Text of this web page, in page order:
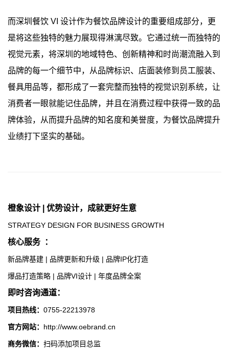
而深圳餐饮 VI 设计作为餐饮品牌设计的重要组成部分，更
是将这些独特的魅力展现得淋漓尽致。它通过统一而独特的
视觉元素，将深圳的地域特色、创新精神和时尚潮流融入到
品牌的每一个细节中，从品牌标识、店面装修到员工服装、
餐具用品等，都形成了一套完整而独特的视觉识别系统，让
消费者一眼就能记住品牌，并且在消费过程中获得一致的品
牌体验，从而提升品牌的知名度和美誉度，为餐饮品牌提升
业绩打下坚实的基础。
橙象设计 | 优势设计，成就更好生意
STRATEGY DESIGN FOR BUSINESS GROWTH
核心服务 ：
新品牌基建 | 品牌更新和升级 | 品牌IP化打造
爆品打造策略 | 品牌VI设计 | 年度品牌全案
即时咨询通道：
项目热线： 0755-22213978
官方网站： http://www.oebrand.cn
商务微信： 扫码添加项目总监